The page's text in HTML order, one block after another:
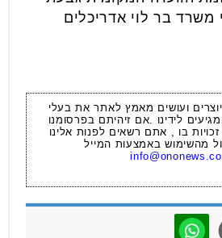
משרד בר לוי אדריכלים
יוצרים ועושים מאמץ לאתר את בעלי
לידינו .אם זיהיתם בפרסומנו
בו , אתם רשאים לפנות אלינו
מהשימוש באמצעות המייל